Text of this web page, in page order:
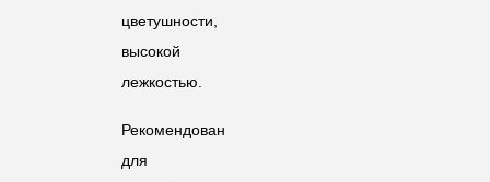
цветушности,
высокой
лежкостью.
Рекомендован
для